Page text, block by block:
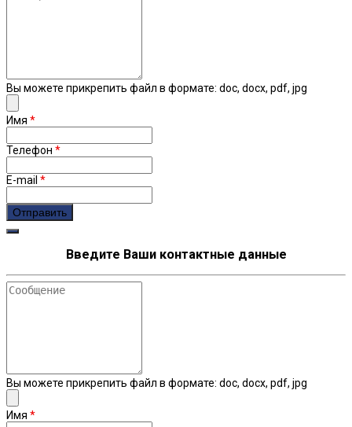
Вы можете прикрепить файл в формате: doc, docx, pdf, jpg
Имя *
Телефон *
E-mail *
Введите Ваши контактные данные
Сообщение
Вы можете прикрепить файл в формате: doc, docx, pdf, jpg
Имя *